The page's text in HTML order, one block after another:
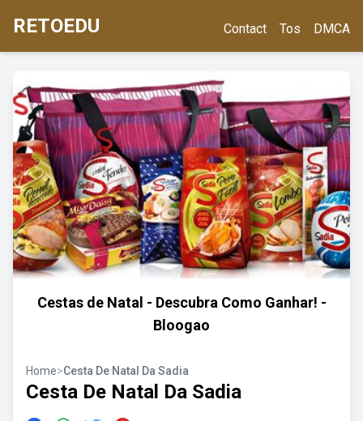
RETOEDU Contact Tos DMCA
Cestas de Natal - Descubra Como Ganhar! -
Bloogao
Home>Cesta De Natal Da Sadia
Cesta De Natal Da Sadia